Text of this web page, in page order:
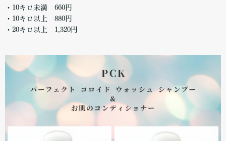
・10キロ未満 660円
・10キロ以上 880円
・20キロ以上 1,320円